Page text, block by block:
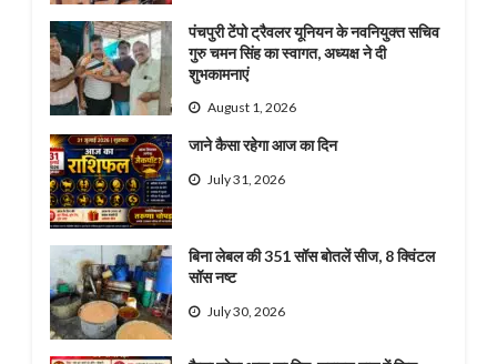
पंचपुरी टेंपो ट्रैवलर यूनियन के नवनियुक्त सचिव
गुरु चमन सिंह का स्वागत, अध्यक्ष ने दी
शुभकामनाएं
August 1, 2026
जाने कैसा रहेगा आज का दिन
July 31, 2026
बिना लेबल की 351 सॉस बोतलें सीज, 8 क्विंटल
सॉस नष्ट
July 30, 2026